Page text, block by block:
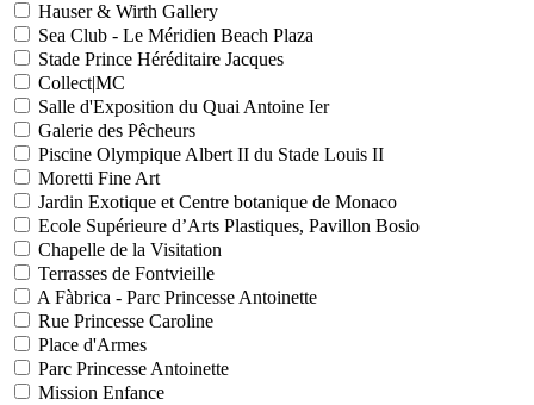
Hauser & Wirth Gallery
Sea Club - Le Méridien Beach Plaza
Stade Prince Héréditaire Jacques
Collect|MC
Salle d'Exposition du Quai Antoine Ier
Galerie des Pêcheurs
Piscine Olympique Albert II du Stade Louis II
Moretti Fine Art
Jardin Exotique et Centre botanique de Monaco
Ecole Supérieure d’Arts Plastiques, Pavillon Bosio
Chapelle de la Visitation
Terrasses de Fontvieille
A Fàbrica - Parc Princesse Antoinette
Rue Princesse Caroline
Place d'Armes
Parc Princesse Antoinette
Mission Enfance